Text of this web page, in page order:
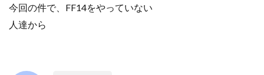
今回の件で、FF14をやっていない
人達から